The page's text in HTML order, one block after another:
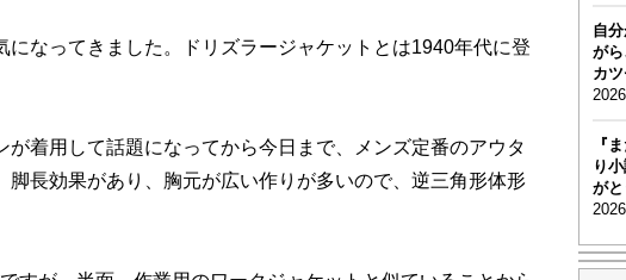
なってきました。ドリズラージャケットとは1940年代に登
着用して話題になってから今日まで、メンズ定番のアウタ
長効果があり、胸元が広い作りが多いので、逆三角形体形
自
が
カ
『
り
が